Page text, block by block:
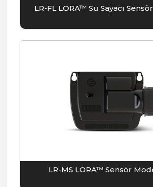
LR-FL LORA™ Su Sayacı
LR-MS LORA™ Sensör